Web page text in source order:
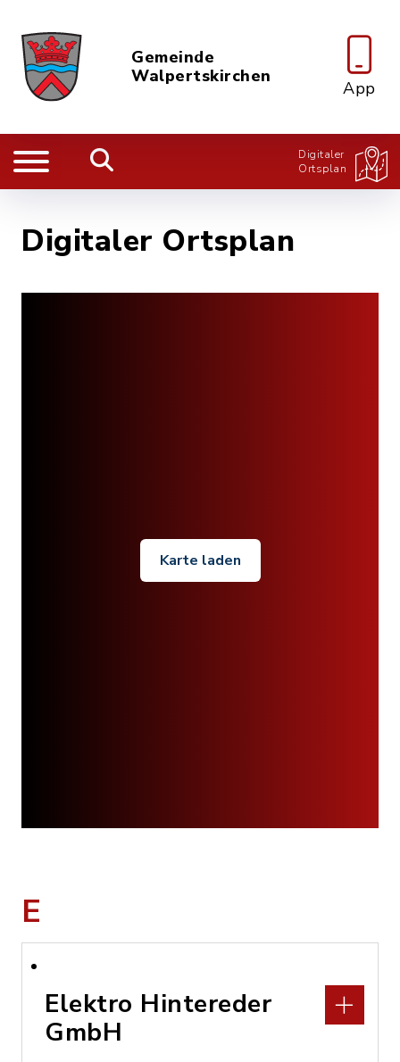
Gemeinde
Walpertskirchen
App
Digitaler
Ortsplan
Digitaler Ortsplan
Karte laden
E
Elektro Hintereder
GmbH